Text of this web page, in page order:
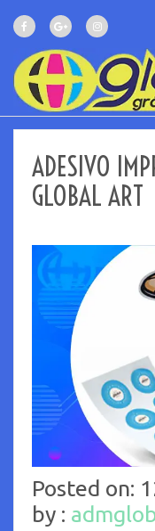
ADESIVO
GLOBAL ART
Posted on:
by :